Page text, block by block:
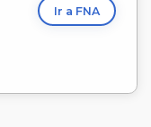
Ir a FNA